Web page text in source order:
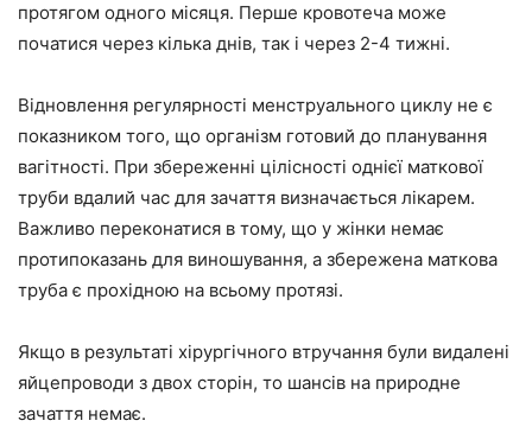
протягом одного місяця. Перше кровотеча може
початися через кілька днів, так і через 2-4 тижні.
Відновлення регулярності менструального циклу не є
показником того, що організм готовий до планування
вагітності. При збереженні цілісності однієї маткової
труби вдалий час для зачаття визначається лікарем.
Важливо переконатися в тому, що у жінки немає
протипоказань для виношування, а збережена маткова
труба є прохідною на всьому протязі.
Якщо в результаті хірургічного втручання були видалені
яйцепроводи з двох сторін, то шансів на природне
зачаття немає.